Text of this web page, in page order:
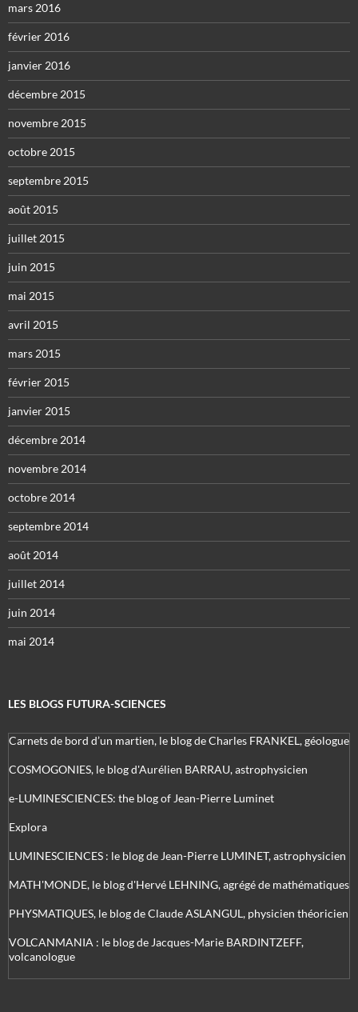
mars 2016
février 2016
janvier 2016
décembre 2015
novembre 2015
octobre 2015
septembre 2015
août 2015
juillet 2015
juin 2015
mai 2015
avril 2015
mars 2015
février 2015
janvier 2015
décembre 2014
novembre 2014
octobre 2014
septembre 2014
août 2014
juillet 2014
juin 2014
mai 2014
LES BLOGS FUTURA-SCIENCES
Carnets de bord d’un martien, le blog de Charles FRANKEL, géologue
COSMOGONIES, le blog d'Aurélien BARRAU, astrophysicien
e-LUMINESCIENCES: the blog of Jean-Pierre Luminet
Explora
LUMINESCIENCES : le blog de Jean-Pierre LUMINET, astrophysicien
MATH'MONDE, le blog d'Hervé LEHNING, agrégé de mathématiques
PHYSMATIQUES, le blog de Claude ASLANGUL, physicien théoricien
VOLCANMANIA : le blog de Jacques-Marie BARDINTZEFF,
volcanologue